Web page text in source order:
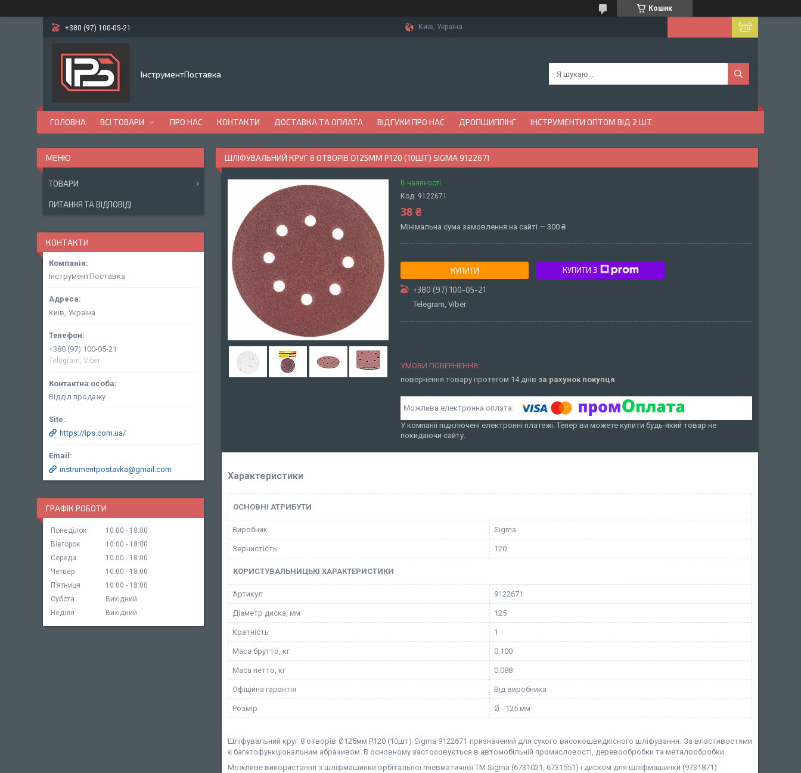
Кошик
+380 (97) 100-05-21 Київ, Україна
ІнструментПоставка
ГОЛОВНА ВСІ ТОВАРИ ПРО НАС КОНТАКТИ ДОСТАВКА ТА ОПЛАТА ВІДГУКИ ПРО НАС ДРОПШИППІНГ ІНСТРУМЕНТИ ОПТОМ ВІД 2 ШТ.
ШЛІФУВАЛЬНИЙ КРУГ 8 ОТВОРІВ Ø125ММ P120 (10ШТ) SIGMA 9122671
В наявності
Код: 9122671
38 ₴
Мінімальна сума замовлення на сайті — 300 ₴
КУПИТИ КУПИТИ З
+380 (97) 100-05-21
Telegram, Viber
повернення товару протягом 14 днів за рахунок покупця
У компанії підключені електронні платежі. Тепер ви можете купити будь-який товар не
покидаючи сайту.
Характеристики
ОСНОВНІ АТРИБУТИ
Виробник Sigma
Зернистість 120
КОРИСТУВАЛЬНИЦЬКІ ХАРАКТЕРИСТИКИ
Артикул 9122671
Діаметр диска, мм 125
Кратність 1
Маса брутто, кг 0.100
Маса нетто, кг 0.088
Офіційна гарантія Від виробника
Розмір Ø - 125 мм
Шліфувальний круг 8 отворів Ø125мм P120 (10шт) Sigma 9122671 призначений для сухого високошвидкісного шліфування. За властивостями
є багатофункціональним абразивом. В основному застосовується в автомобільній промисловості, деревообробки та металообробки.
Можливе використання з шліфмашинки орбітальної пневматичної ТМ Sigma (6731021, 6731551) і диском для шліфмашинки (9731871)
ТОВАРИ
ПИТАННЯ ТА ВІДПОВІДІ
КОНТАКТИ
ІнструментПоставка
Київ, Україна
+380 (97) 100-05-21
Telegram, Viber
Відділ продажу
https://ips.com.ua/
instrumentpostavka@gmail.com
ГРАФІК РОБОТИ
Понеділок 10:00
18:00
Вівторок
10:00
18:00
Середа
10:00
18:00
Четвер
10:00
18:00
Пʼятниця
10:00
18:00
Субота
Вихідний
Неділя
Вихідний